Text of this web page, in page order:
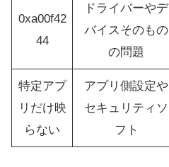
0xa00f42
44
ドライバーやデ
バイスそのもの
の問題
特定アプ
リだけ映
らない
アプリ側設定や
セキュリティソ
フト